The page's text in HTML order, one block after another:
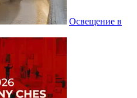
Освещение в